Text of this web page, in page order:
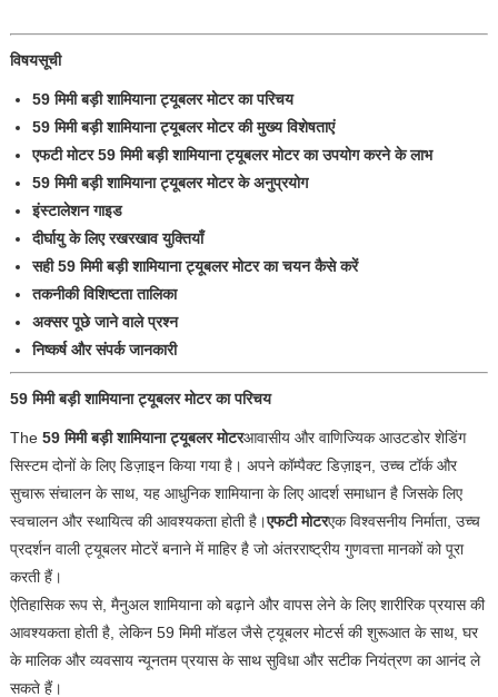
विषयसूची
59 मिमी बड़ी शामियाना ट्यूबलर मोटर का परिचय
59 मिमी बड़ी शामियाना ट्यूबलर मोटर की मुख्य विशेषताएं
एफटी मोटर 59 मिमी बड़ी शामियाना ट्यूबलर मोटर का उपयोग करने के लाभ
59 मिमी बड़ी शामियाना ट्यूबलर मोटर के अनुप्रयोग
इंस्टालेशन गाइड
दीर्घायु के लिए रखरखाव युक्तियाँ
सही 59 मिमी बड़ी शामियाना ट्यूबलर मोटर का चयन कैसे करें
तकनीकी विशिष्टता तालिका
अक्सर पूछे जाने वाले प्रश्न
निष्कर्ष और संपर्क जानकारी
59 मिमी बड़ी शामियाना ट्यूबलर मोटर का परिचय
The 59 मिमी बड़ी शामियाना ट्यूबलर मोटरआवासीय और वाणिज्यिक आउटडोर शेडिंग
सिस्टम दोनों के लिए डिज़ाइन किया गया है। अपने कॉम्पैक्ट डिज़ाइन, उच्च टॉर्क और
सुचारू संचालन के साथ, यह आधुनिक शामियाना के लिए आदर्श समाधान है जिसके लिए
स्वचालन और स्थायित्व की आवश्यकता होती है।एफटी मोटरएक विश्वसनीय निर्माता, उच्च
प्रदर्शन वाली ट्यूबलर मोटरें बनाने में माहिर है जो अंतरराष्ट्रीय गुणवत्ता मानकों को पूरा
करती हैं।
ऐतिहासिक रूप से, मैनुअल शामियाना को बढ़ाने और वापस लेने के लिए शारीरिक प्रयास की
आवश्यकता होती है, लेकिन 59 मिमी मॉडल जैसे ट्यूबलर मोटर्स की शुरूआत के साथ, घर
के मालिक और व्यवसाय न्यूनतम प्रयास के साथ सुविधा और सटीक नियंत्रण का आनंद ले
सकते हैं।